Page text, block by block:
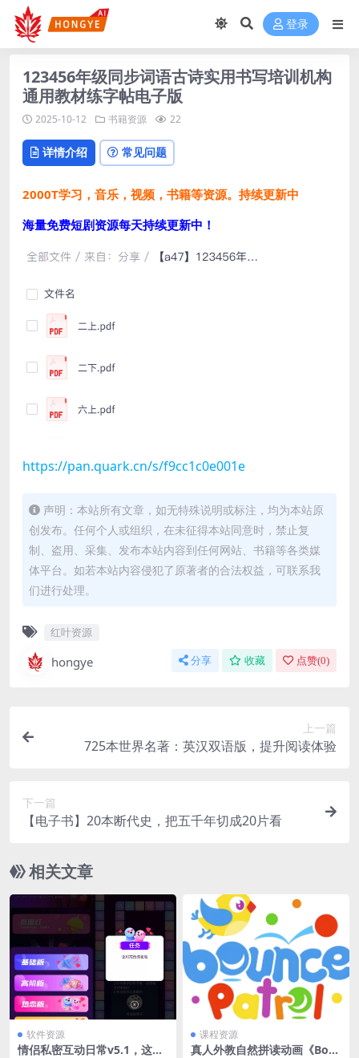
登录
123456年级同步词语古诗实用书写培训机构
通用教材练字帖电子版
2025-10-12 书籍资源 22
详情介绍 常见问题
2000T学习，音乐，视频，书籍等资源。持续更新中
海量免费短剧资源每天持续更新中！
https://pan.quark.cn/s/f9cc1c0e001e
声明：本站所有文章，如无特殊说明或标注，均为本站原
创发布。任何个人或组织，在未征得本站同意时，禁止复
制、盗用、采集、发布本站内容到任何网站、书籍等各类媒
体平台。如若本站内容侵犯了原著者的合法权益，可联系我
们进行处理。
红叶资源
hongye 分享 收藏 点赞(0)
上一篇
725本世界名著：英汉双语版，提升阅读体验
下一篇
【电子书】20本断代史，把五千年切成20片看
相关文章
软件资源
情侣私密互动日常v5.1，这款
课程资源
真人外教自然拼读动画《Bou